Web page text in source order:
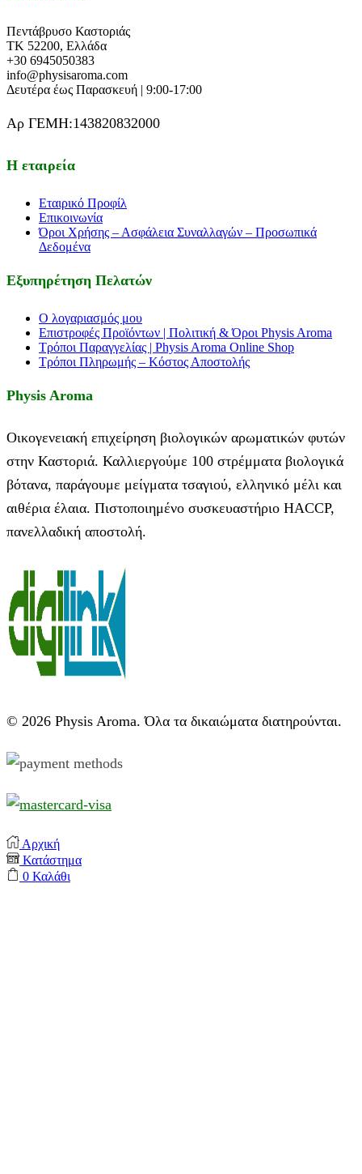
Πεντάβρυσο Καστοριάς
ΤΚ 52200, Ελλάδα
+30 6945050383
info@physisaroma.com
Δευτέρα έως Παρασκευή | 9:00-17:00
Αρ ΓΕΜΗ:143820832000
Η εταιρεία
Εταιρικό Προφίλ
Επικοινωνία
Όροι Χρήσης – Ασφάλεια Συναλλαγών – Προσωπικά
Δεδομένα
Εξυπηρέτηση Πελατών
Ο λογαριασμός μου
Επιστροφές Προϊόντων | Πολιτική & Όροι Physis Aroma
Τρόποι Παραγγελίας | Physis Aroma Online Shop
Τρόποι Πληρωμής – Κόστος Αποστολής
Physis Aroma
Οικογενειακή επιχείρηση βιολογικών αρωματικών φυτών
στην Καστοριά. Καλλιεργούμε 100 στρέμματα βιολογικά
βότανα, παράγουμε μείγματα τσαγιού, ελληνικό μέλι και
αιθέρια έλαια. Πιστοποιημένο συσκευαστήριο HACCP,
πανελλαδική αποστολή.
© 2026 Physis Aroma. Όλα τα δικαιώματα διατηρούνται.
Αρχική
Κατάστημα
0 Καλάθι